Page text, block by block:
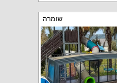
שומרה